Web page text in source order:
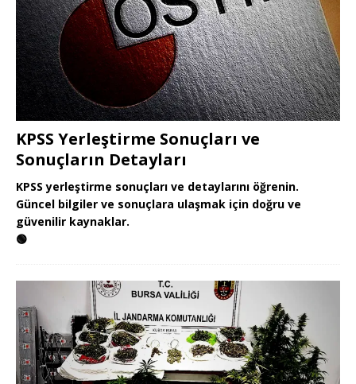
KPSS Yerleştirme Sonuçları ve
Sonuçların Detayları
KPSS yerleştirme sonuçları ve detaylarını öğrenin.
Güncel bilgiler ve sonuçlara ulaşmak için doğru ve
güvenilir kaynaklar.
🟢